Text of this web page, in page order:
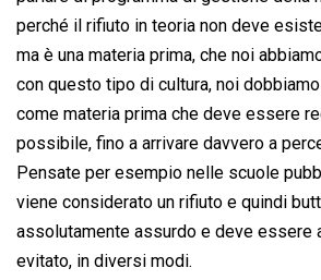
perché il rifiuto in teoria non deve
ma è una materia prima, che noi
con questo tipo di cultura, noi
come materia prima che deve essere
possibile, fino a arrivare davvero a
Pensate per esempio nelle scuole
viene considerato un rifiuto e quindi
assolutamente assurdo e deve essere
evitato, in diversi modi.